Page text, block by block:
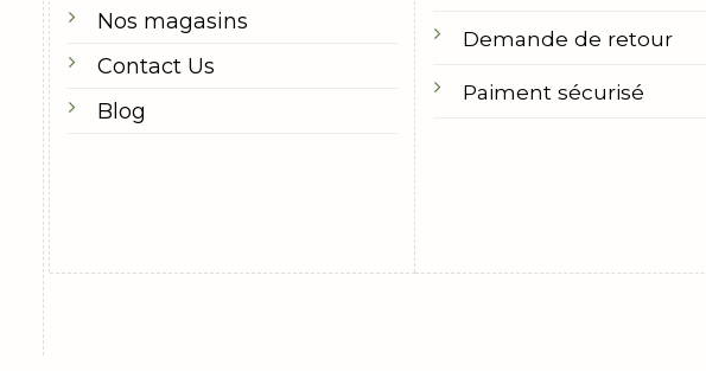
Nos magasins
Contact Us
Blog
Demande de retour
Paiment sécurisé